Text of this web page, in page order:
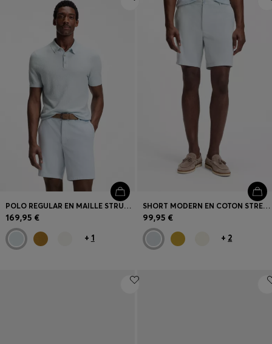
Connexion / Inscription
Favoris ( Articles)
FAQ et aide
Magasins
Langue (
POLO REGULAR EN MAILLE STRUCTURÉE
169,95 €
+ 1
SHORT MODERN EN COTON STRETCH
99,95 €
+ 2